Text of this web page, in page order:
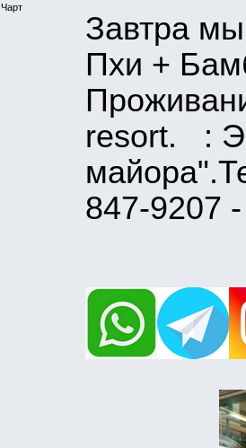
Завтра
Пхи +
resort. :
847-9207